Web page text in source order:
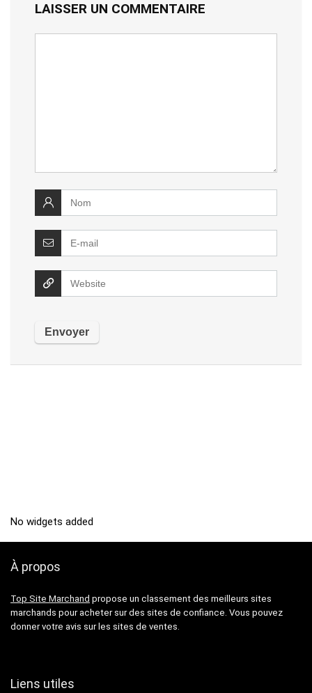
LAISSER UN COMMENTAIRE
No widgets added
À propos
Top Site Marchand propose un classement des meilleurs sites
marchands pour acheter sur des sites de confiance. Vous pouvez
donner votre avis sur les sites de ventes.
Liens utiles